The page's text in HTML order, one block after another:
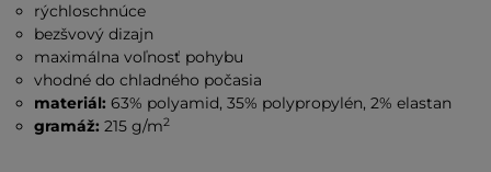
rýchloschnúce
bezšvový dizajn
maximálna voľnosť pohybu
vhodné do chladného počasia
materiál: 63% polyamid, 35% polypropylén, 2% elastan
gramáž: 215 g/m2